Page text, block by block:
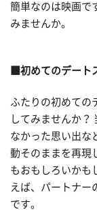
簡単なのは映画で
みませんか。
■初めてのデート
ふたりの初めての
してみませんか？
なかった思い出な
動そのままを再現
もおもしろいかも
えば、パートナー
です。